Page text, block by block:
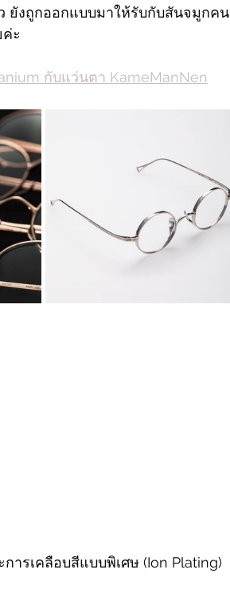
ยังถูกออกแบบมาให้รับกับสันจมูกคน
ะ
กับแว่นตา KameManNen
ารเคลือบสีแบบพิเศษ (Ion Plating)